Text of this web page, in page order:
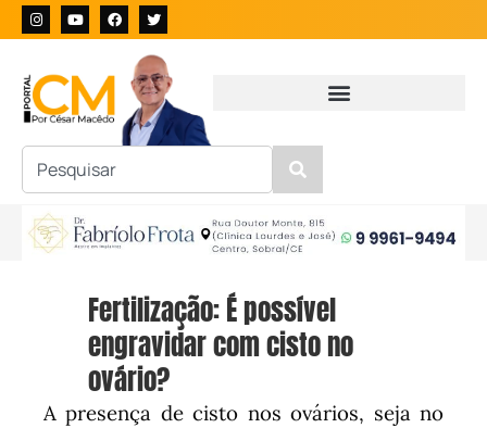
Fertilização: É possível
engravidar com cisto no
ovário?
A presença de cisto nos ovários, seja no